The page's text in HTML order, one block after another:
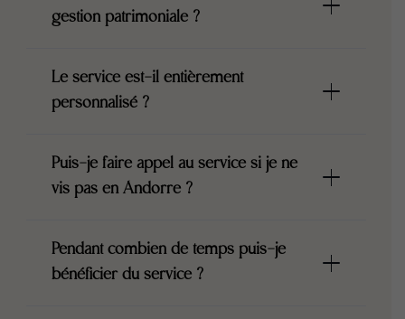
gestion patrimoniale ?
Le service est-il entièrement
personnalisé ?
Puis-je faire appel au service si je ne
vis pas en Andorre ?
Pendant combien de temps puis-je
bénéficier du service ?